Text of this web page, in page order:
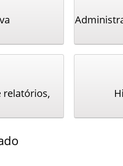
relatórios,